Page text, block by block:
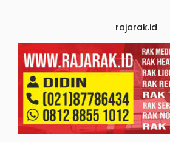
rajarak.id